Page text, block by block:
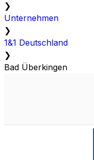
❯
Unternehmen
❯
1&1 Deutschland
❯
Bad Überkingen